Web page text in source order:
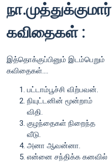
நா.முத்துக்குமார்
கவிதைகள் :
இத்தொக்குப்பினும் இடம்பெறும்
கவிதைகள்....
பட்டாம்பூச்சி விற்பவன்.
நியுட்டனின் மூன்றாம்
விதி.
குழந்தைகள் நிறைந்த
வீடு.
அனா ஆவன்னா.
என்னை சந்திக்க கனவில்